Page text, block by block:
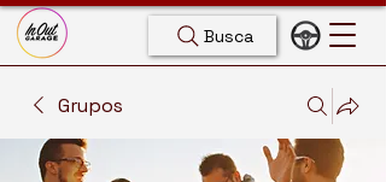
Busca
Grupos